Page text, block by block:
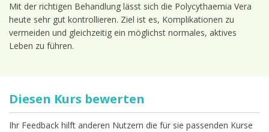
Mit der richtigen Behandlung lässt sich die Polycythaemia Vera
heute sehr gut kontrollieren. Ziel ist es, Komplikationen zu
vermeiden und gleichzeitig ein möglichst normales, aktives
Leben zu führen.
Diesen Kurs bewerten
Ihr Feedback hilft anderen Nutzern die für sie passenden Kurse